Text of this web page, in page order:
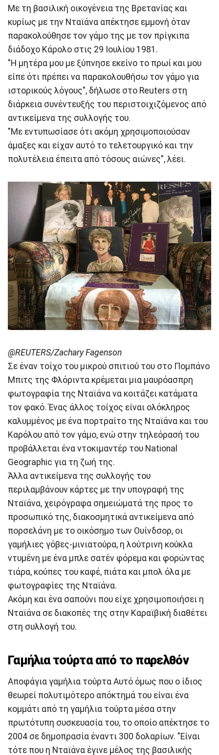
Με τη βασιλική οικογένεια της Βρετανίας και
κυρίως με την Νταϊάνα απέκτησε εμμονή όταν
παρακολούθησε τον γάμο της με τον πρίγκιπα
διάδοχο Κάρολο στις 29 Ιουλίου 1981.
"Η μητέρα μου με ξύπνησε εκείνο το πρωί και μου
είπε ότι πρέπει να παρακολουθήσω τον γάμο για
ιστορικούς λόγους", δήλωσε στο Reuters στη
διάρκεια συνέντευξής του περιστοιχιζόμενος από
αντικείμενα της συλλογής του.
"Με εντυπωσίασε ότι ακόμη χρησιμοποιούσαν
άμαξες και είχαν αυτό το τελετουργικό και την
πολυτέλεια έπειτα από τόσους αιώνες", λέει.
@REUTERS/Zachary Fagenson
Σε έναν τοίχο του μικρού σπιτιού του στο Πομπάνο
Μπιτς της Φλόριντα κρέμεται μια μαυρόασπρη
φωτογραφία της Νταϊάνα να κοιτάζει κατάματα
τον φακό. Ένας άλλος τοίχος είναι ολόκληρος
καλυμμένος με ένα πορτραίτο της Νταϊάνα και του
Καρόλου από τον γάμο, ενώ στην τηλεόρασή του
προβάλλεται ένα ντοκιμαντέρ του National
Geographic για τη ζωή της.
Άλλα αντικείμενα της συλλογής του
περιλαμβάνουν κάρτες με την υπογραφή της
Νταϊάνα, χειρόγραφα σημειώματά της προς το
προσωπικό της, διακοσμητικά αντικείμενα από
πορσελάνη με το οικόσημο των Ουίνδσορ, οι
γαμήλιες γόβες-μινιατούρα, η λούτρινη κούκλα
ντυμένη με ένα μπλε σατέν φόρεμα και φορώντας
τιάρα, κούπες του καφέ, πιάτα και μπολ όλα με
φωτογραφίες της Νταϊάνα.
Ακόμη και ένα σαπούνι που είχε χρησιμοποιήσει η
Νταϊάνα σε διακοπές της στην Καραϊβική διαθέτει
στη συλλογή του.
Γαμήλια τούρτα από το παρελθόν
Αποφάγια γαμήλια τούρτα Αυτό όμως που ο ίδιος
θεωρεί πολυτιμότερο απόκτημά του είναι ένα
κομμάτι από τη γαμήλια τούρτα μέσα στην
πρωτότυπη συσκευασία του, το οποίο απέκτησε το
2004 σε δημοπρασία έναντι 300 δολαρίων. "Είναι
τότε που η Νταϊάνα έγινε μέλος της βασιλικής